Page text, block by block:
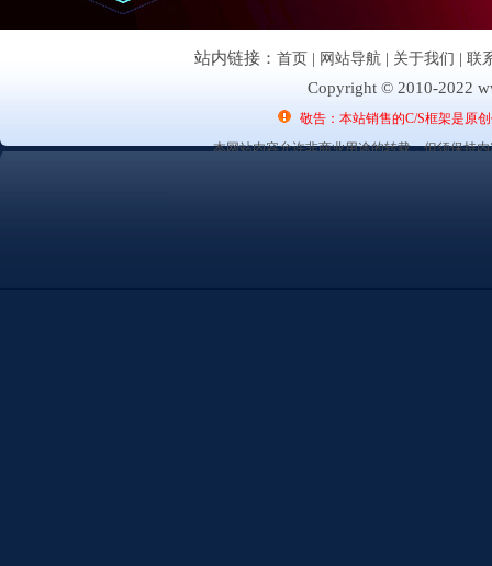
站内链接： 首页 | 网站导航 | 关于我们 | 联
Copyright © 2010-2022
敬告：本站销售的C/S框架是原
本网站内容允许非商业用途的转载，但须保持